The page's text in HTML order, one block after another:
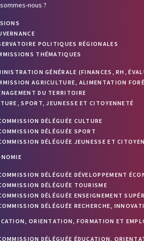
nous ?
POLITIQUES RÉGIONALES
THÉMATIQUES
GÉNÉRALE (FINANCES, RH,
AGRICULTURE, ALIMENTATION
DU TERRITOIRE
SPORT, JEUNESSE ET CITOYENNETÉ
DÉLÉGUÉE CULTURE
DÉLÉGUÉE SPORT
DÉLÉGUÉE JEUNESSE ET
DÉLÉGUÉE DÉVELOPPEMENT
DÉLÉGUÉE TOURISME
DÉLÉGUÉE ENSEIGNEMENT
DÉLÉGUÉE RECHERCHE,
ORIENTATION, FORMATION ET
DÉLÉGUÉE ÉDUCATION,